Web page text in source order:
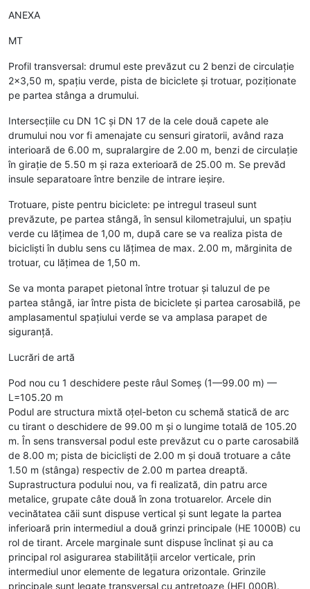
ANEXA
MT
Profil transversal: drumul este prevăzut cu 2 benzi de circulație
2x3,50 m, spațiu verde, pista de biciclete și trotuar, poziționate
pe partea stânga a drumului.
Intersecțiile cu DN 1C și DN 17 de la cele două capete ale
drumului nou vor fi amenajate cu sensuri giratorii, având raza
interioară de 6.00 m, supralargire de 2.00 m, benzi de circulație
în girație de 5.50 m și raza exterioară de 25.00 m. Se prevăd
insule separatoare între benzile de intrare ieșire.
Trotuare, piste pentru biciclete: pe intregul traseul sunt
prevăzute, pe partea stângă, în sensul kilometrajului, un spațiu
verde cu lățimea de 1,00 m, după care se va realiza pista de
bicicliști în dublu sens cu lățimea de max. 2.00 m, mărginita de
trotuar, cu lățimea de 1,50 m.
Se va monta parapet pietonal între trotuar și taluzul de pe
partea stângă, iar între pista de biciclete și partea carosabilă, pe
amplasamentul spațiului verde se va amplasa parapet de
siguranță.
Lucrări de artă
Pod nou cu 1 deschidere peste râul Someș (1—99.00 m) —
L=105.20 m
Podul are structura mixtă oțel-beton cu schemă statică de arc
cu tirant o deschidere de 99.00 m și o lungime totală de 105.20
m. În sens transversal podul este prevăzut cu o parte carosabilă
de 8.00 m; pista de bicicliști de 2.00 m și două trotuare a câte
1.50 m (stânga) respectiv de 2.00 m partea dreaptă.
Suprastructura podului nou, va fi realizată, din patru arce
metalice, grupate câte două în zona trotuarelor. Arcele din
vecinătatea căii sunt dispuse vertical și sunt legate la partea
inferioară prin intermediul a două grinzi principale (HE 1000B) cu
rol de tirant. Arcele marginale sunt dispuse înclinat și au ca
principal rol asigurarea stabilității arcelor verticale, prin
intermediul unor elemente de legatura orizontale. Grinzile
principale sunt legate transversal cu antretoaze (HEI 000B).